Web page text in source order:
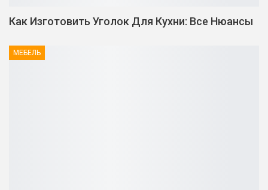
Как Изготовить Уголок Для Кухни: Все Нюансы
МЕБЕЛЬ